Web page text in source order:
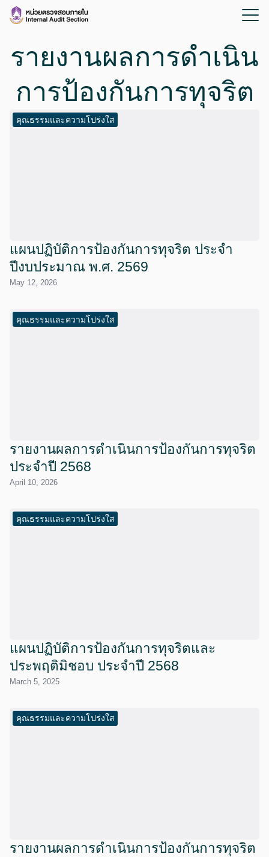
รายงานผลการดำเนิน
การป้องกันการทุจริต
คุณธรรมและความโปร่งใส
แผนปฏิบัติการป้องกันการทุจริต ประจำ
ปีงบประมาณ พ.ศ. 2569
May 12, 2026
คุณธรรมและความโปร่งใส
รายงานผลการดำเนินการป้องกันการทุจริต
ประจำปี 2568
April 10, 2026
คุณธรรมและความโปร่งใส
แผนปฏิบัติการป้องกันการทุจริตและ
ประพฤติมิชอบ ประจำปี 2568
March 5, 2025
คุณธรรมและความโปร่งใส
รายงานผลการดำเนินการป้องกันการทุจริต